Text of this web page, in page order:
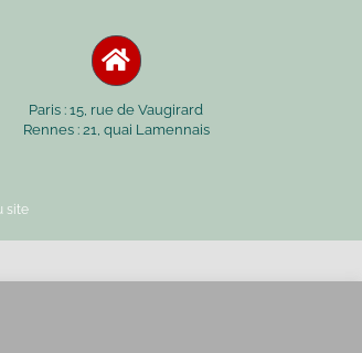
Paris : 15, rue de Vaugirard
Rennes : 21, quai Lamennais
site